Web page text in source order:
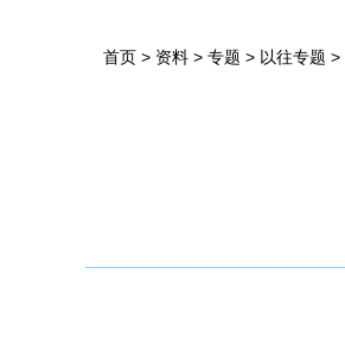
首页 > 资料 > 专题 > 以往专题 >